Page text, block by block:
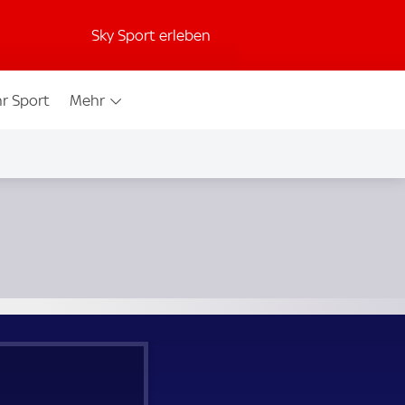
Sky Sport erleben
Sport Mehr